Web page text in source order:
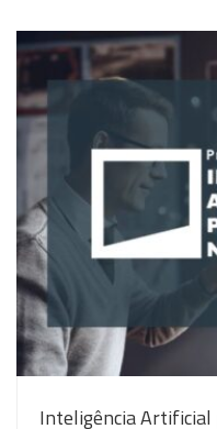
Inteligência Artificial